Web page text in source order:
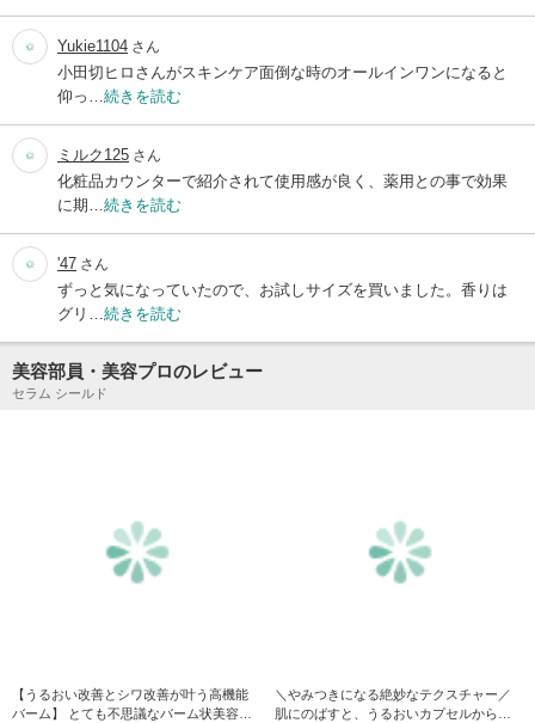
Yukie1104 さん
小田切ヒロさんがスキンケア面倒な時のオールインワンになると
仰っ… 続きを読む
ミルク125 さん
化粧品カウンターで紹介されて使用感が良く、薬用との事で効果
に期… 続きを読む
'47 さん
ずっと気になっていたので、お試しサイズを買いました。香りは
グリ… 続きを読む
美容部員・美容プロのレビュー
セラム シールド
【うるおい改善とシワ改善が叶う高機能
バーム】 とても不思議なバーム状美容液
＼やみつきになる絶妙なテクスチャー／
肌にのばすと、うるおいカプセルから美